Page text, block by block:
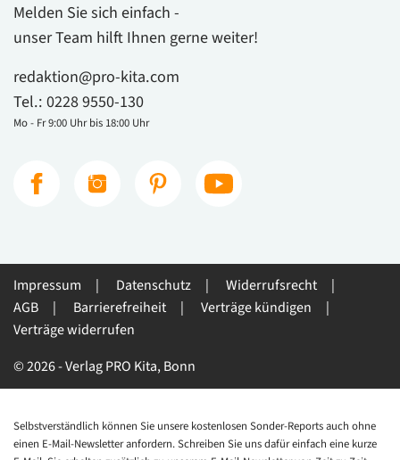
Melden Sie sich einfach -
unser Team hilft Ihnen gerne weiter!
redaktion@pro-kita.com
Tel.:0228 9550-130
Mo - Fr 9:00 Uhr bis 18:00 Uhr
Impressum Datenschutz
Widerrufsrecht
AGB
Barrierefreiheit
Verträge kündigen
Verträge widerrufen
© 2026 - Verlag PRO Kita, Bonn
Selbstverständlich können Sie unsere kostenlosen Sonder-Reports auch ohne
einen E-Mail-Newsletter anfordern. Schreiben Sie uns dafür einfach eine kurze